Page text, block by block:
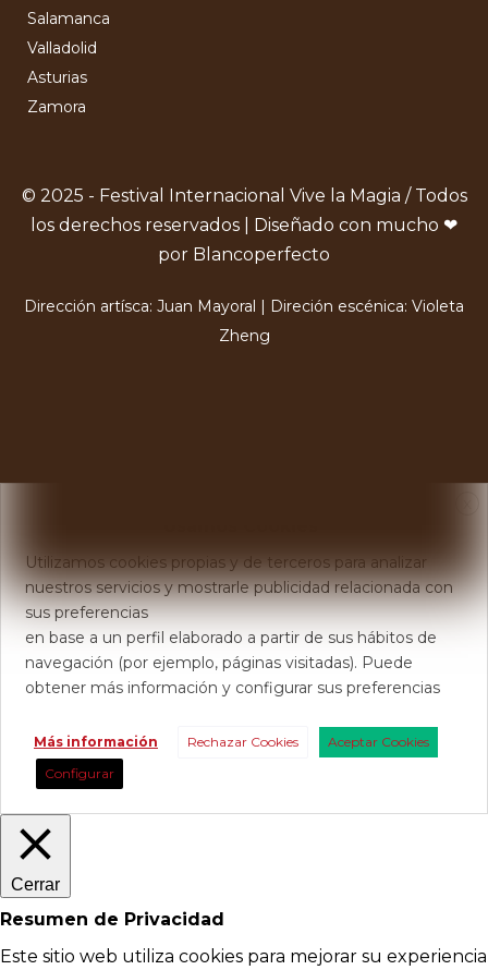
Salamanca
Valladolid
Asturias
Zamora
© 2025 - Festival Internacional Vive la Magia / Todos
los derechos reservados | Diseñado con mucho ❤
por Blancoperfecto
Dirección artísca: Juan Mayoral | Direción escénica: Violeta
Zheng
Utilizamos cookies propias y de terceros para analizar
nuestros servicios y mostrarle publicidad relacionada con
sus preferencias
en base a un perfil elaborado a partir de sus hábitos de
navegación (por ejemplo, páginas visitadas). Puede
obtener más información y configurar sus preferencias
Más información Rechazar Cookies
Aceptar Cookies
Configurar
Cerrar
Resumen de Privacidad
Este sitio web utiliza cookies para mejorar su experiencia